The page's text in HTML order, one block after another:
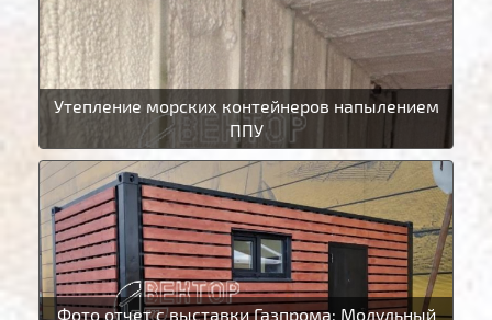
Утепление морских контейнеров напылением
ППУ
Фото отчет с выставки Газпрома: Модульный